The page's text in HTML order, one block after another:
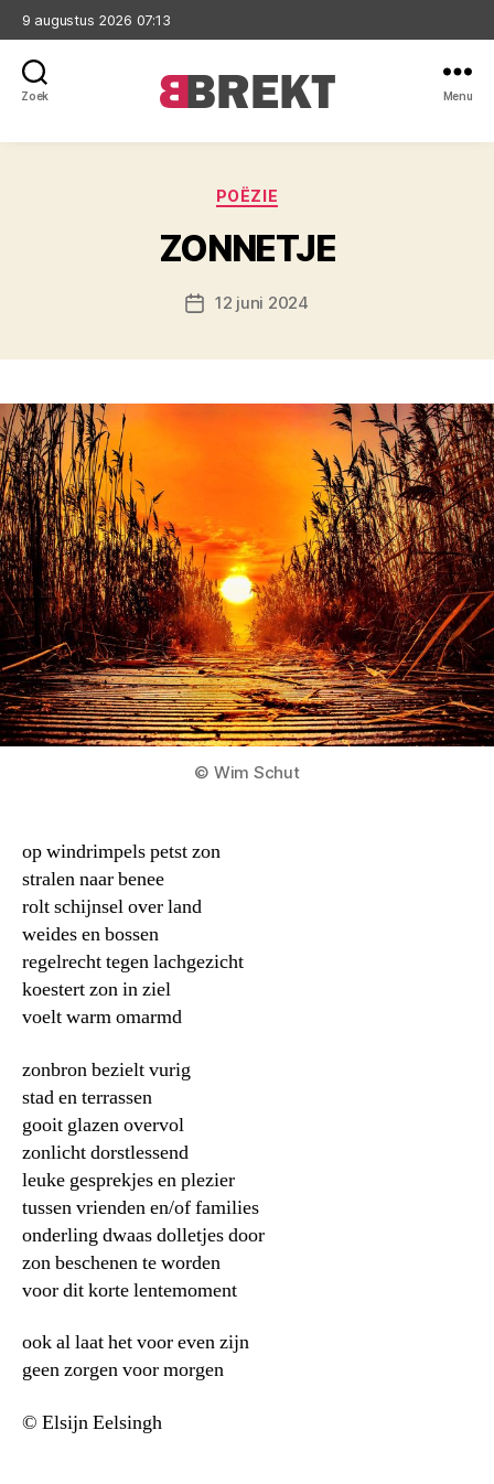
9 augustus 2026 07:13
Zoek Menu
Categorieën
POËZIE
ZONNETJE
Berichtdatum
12 juni 2024
© Wim Schut
op windrimpels petst zon
stralen naar benee
rolt schijnsel over land
weides en bossen
regelrecht tegen lachgezicht
koestert zon in ziel
voelt warm omarmd
zonbron bezielt vurig
stad en terrassen
gooit glazen overvol
zonlicht dorstlessend
leuke gesprekjes en plezier
tussen vrienden en/of families
onderling dwaas dolletjes door
zon beschenen te worden
voor dit korte lentemoment
ook al laat het voor even zijn
geen zorgen voor morgen
© Elsijn Eelsingh